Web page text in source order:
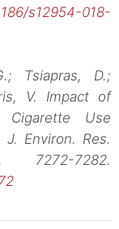
s12954-018-
Tsiapras, D.;
V. Impact of
Cigarette Use
Environ. Res.
7282.